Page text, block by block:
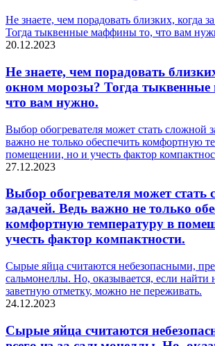
Не знаете, чем порадовать близких, когда
Тогда тыквенные маффины то, что вам
20.12.2023
Не знаете, чем порадовать
окном морозы? Тогда
что вам нужно.
Выбор обогревателя может стать сложной
важно не только обеспечить комфортную
помещении, но и учесть фактор
27.12.2023
Выбор обогревателя может стать
задачей. Ведь важно не только
комфортную температуру в
учесть фактор компактности.
Сырые яйца считаются небезопасными,
сальмонеллы. Но, оказывается, если найти
заветную отметку, можно не переживать.
24.12.2023
Сырые яйца считаются